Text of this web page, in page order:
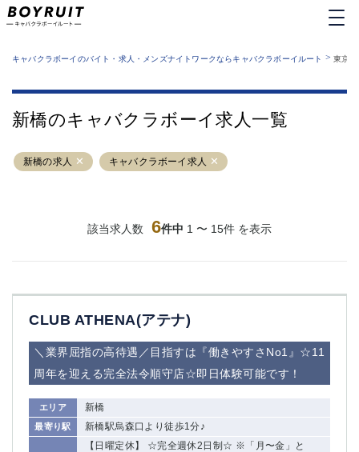
業種から探す
運営者情報
サイトマップ
キャバクラボーイのバイト・求人・メンズナイトワークならキャバクラボーイルート > 東京
新橋のキャバクラボーイ求人一覧
新橋の求人 キャバクラボーイ求人
該当求人数 6件中 1 〜 15件 を表示
CLUB ATHENA(アテナ)
＼業界屈指の高待遇／目指すは『働きやすさNo1』☆11
周年を迎える完全法令順守店☆即日体験可能です！
エリア 新橋
最寄り駅 新橋駅烏森口より徒歩1分♪
【日曜定休】 ☆完全週休2日制☆ ※「月〜金」と
六本木
池袋
吉祥寺
練馬
恵比寿
蒲田
北千住
①六本木 ②西麻布
大山
赤羽
品川
蒲田東口
立川（南口）
新宿
西葛西